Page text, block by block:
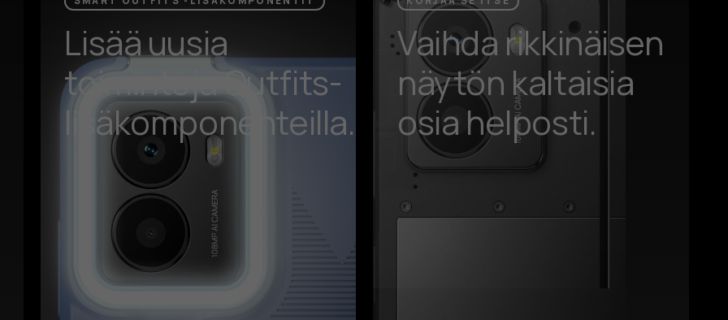
Lisää uusia
toimintoja Outfits-
lisäkomponenteilla.
Vaihda rikkinäisen
näytön kaltaisia
osia helposti.